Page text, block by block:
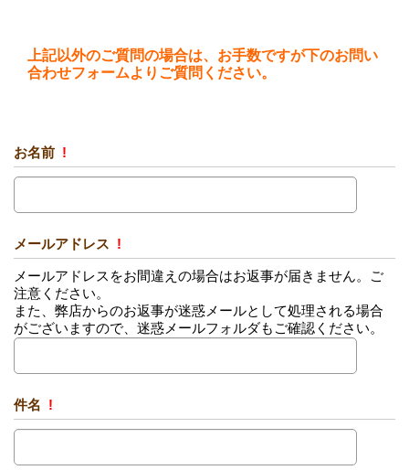
上記以外のご質問の場合は、お手数ですが下のお問い
合わせフォームよりご質問ください。
お名前 !
メールアドレス !
メールアドレスをお間違えの場合はお返事が届きません。ご
注意ください。
また、弊店からのお返事が迷惑メールとして処理される場合
がございますので、迷惑メールフォルダもご確認ください。
件名 !